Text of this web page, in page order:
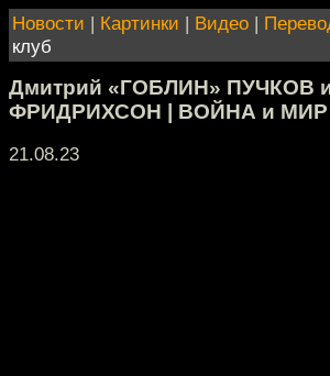
Новости | Картинки | Видео |
клуб
Дмитрий «ГОБЛИН» ПУЧКОВ
ФРИДРИХСОН | ВОЙНА и МИР
21.08.23